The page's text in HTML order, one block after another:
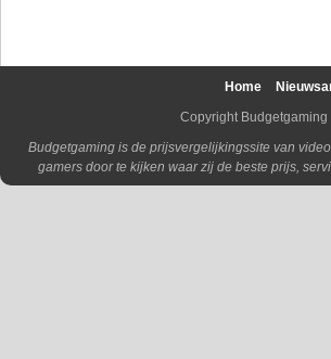
Home
Copyright Budgetgaming
Budgetgaming is de prijsvergelijkingssite van
gamers door te kijken waar zij de beste prijs,